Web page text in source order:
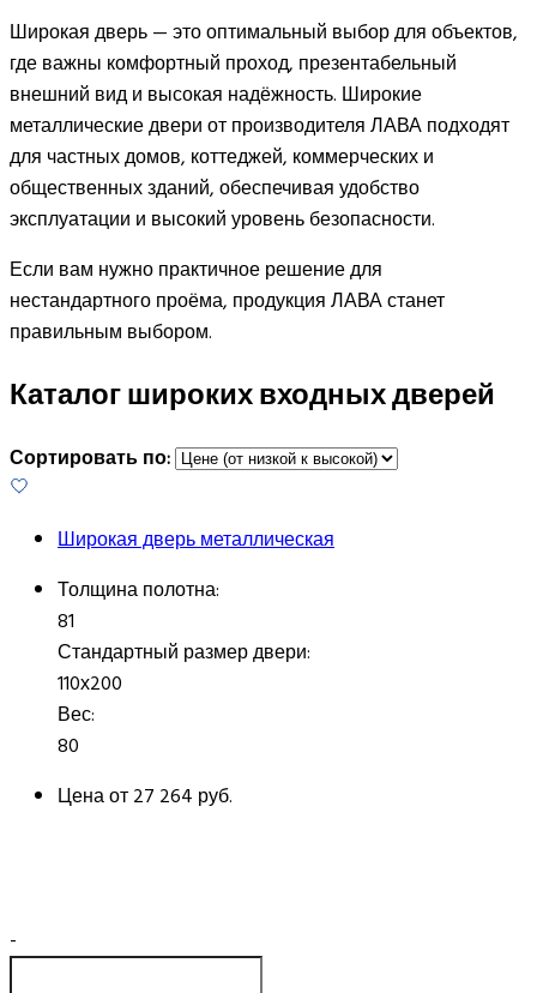
Широкая дверь — это оптимальный выбор для объектов,
где важны комфортный проход, презентабельный
внешний вид и высокая надёжность. Широкие
металлические двери от производителя ЛАВА подходят
для частных домов, коттеджей, коммерческих и
общественных зданий, обеспечивая удобство
эксплуатации и высокий уровень безопасности.
Если вам нужно практичное решение для
нестандартного проёма, продукция ЛАВА станет
правильным выбором.
Каталог широких входных дверей
Сортировать по:
Широкая дверь металлическая
Толщина полотна:
81
Стандартный размер двери:
110х200
Вес:
80
Цена от27 264 руб.
-